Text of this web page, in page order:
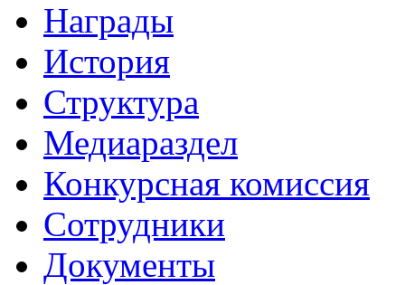
Награды
История
Структура
Медиараздел
Конкурсная комиссия
Сотрудники
Документы